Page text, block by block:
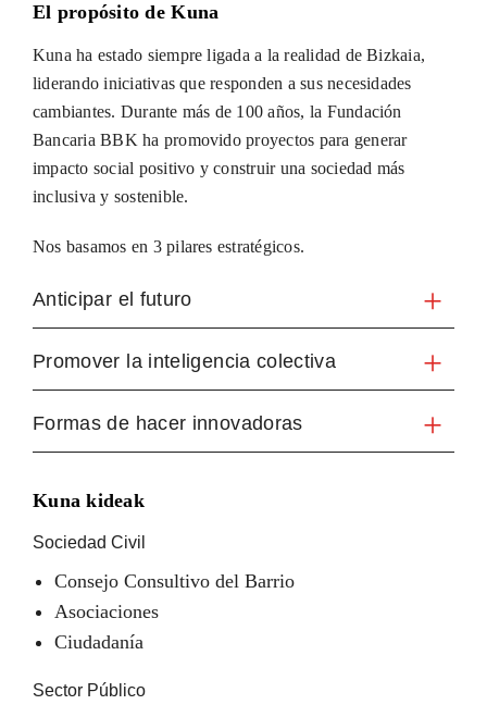
El propósito de Kuna
Kuna ha estado siempre ligada a la realidad de Bizkaia,
liderando iniciativas que responden a sus necesidades
cambiantes. Durante más de 100 años, la Fundación
Bancaria BBK ha promovido proyectos para generar
impacto social positivo y construir una sociedad más
inclusiva y sostenible.
Nos basamos en 3 pilares estratégicos.
Anticipar el futuro
Promover la inteligencia colectiva
Formas de hacer innovadoras
Kuna kideak
Sociedad Civil
Consejo Consultivo del Barrio
Asociaciones
Ciudadanía
Sector Público